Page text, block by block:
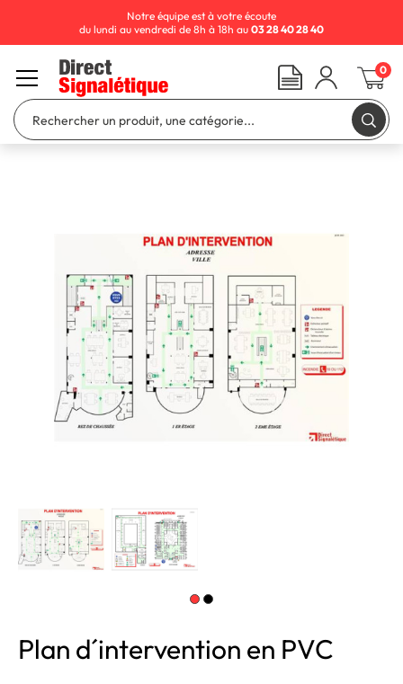
Plan d´intervention en PVC
Notre équipe est à votre écoute
du lundi au vendredi de 8h à 18h au 03 28 40 28 40
0